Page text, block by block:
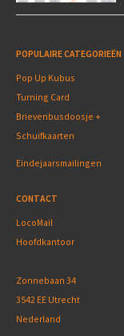
POPULAIRE CATEGORIEËN
Pop Up Kubus
Turning Card
Brievenbusdoosje +
Schuifkaarten
Eindejaarsmailingen
CONTACT
LocoMail
Hoofdkantoor
Zonnebaan 34
3542 EE Utrecht
Nederland